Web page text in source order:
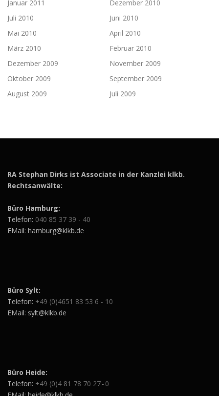
Januar 2011
Dezember 2010
Juli 2010
Juni 2010
Mai 2010
April 2010
März 2010
Februar 2010
Dezember 2009
November 2009
Oktober 2009
September 2009
August 2009
Juli 2009
RA Stephan Dirks ist Associate in der Kanzlei klkb.
Rechtsanwälte:
Büro Hamburg:
Telefon: 040 85 37 39 - 40
EMail: hamburg@klkb.de
Büro Sylt:
Telefon: +49 (0)4651 83 53 6 - 10
EMail: sylt@klkb.de
Büro Heide:
Telefon: +49 (0)4 81 78 70 27 - 0